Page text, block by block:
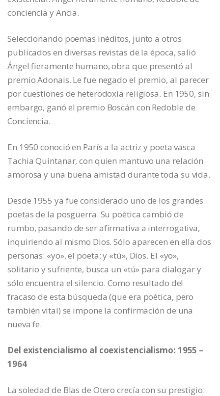
conciencia y Ancia.
Seleccionando poemas inéditos, junto a otros
publicados en diversas revistas de la época, salió
Ángel fieramente humano, obra que presentó al
premio Adonais. Le fue negado el premio, al parecer
por cuestiones de heterodoxia religiosa. En 1950, sin
embargo, ganó el premio Boscán con Redoble de
Conciencia.
En 1950 conoció en París a la actriz y poeta vasca
Tachia Quintanar, con quien mantuvo una relación
amorosa y una buena amistad durante toda su vida.
Desde 1955 ya fue considerado uno de los grandes
poetas de la posguerra. Su poética cambió de
rumbo, pasando de ser afirmativa a interrogativa,
inquiriendo al mismo Dios. Sólo aparecen en ella dos
personas: «yo», el poeta; y «tú», Dios. El «yo»,
solitario y sufriente, busca un «tú» para dialogar y
sólo encuentra el silencio. Como resultado del
fracaso de esta búsqueda (que era poética, pero
también vital) se impone la confirmación de una
nueva fe.
Del existencialismo al coexistencialismo: 1955 –
1964
La soledad de Blas de Otero crecía con su prestigio.